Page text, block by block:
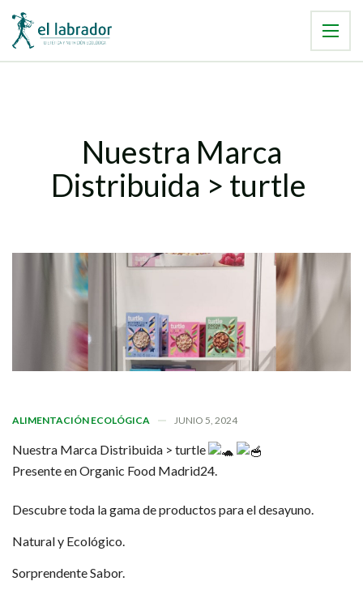
Nuestra Marca
Distribuida > turtle
ALIMENTACIÓN ECOLÓGICA JUNIO 5, 2024
Nuestra Marca Distribuida > turtle
Presente en Organic Food Madrid24.
Descubre toda la gama de productos para el desayuno.
Natural y Ecológico.
Sorprendente Sabor.